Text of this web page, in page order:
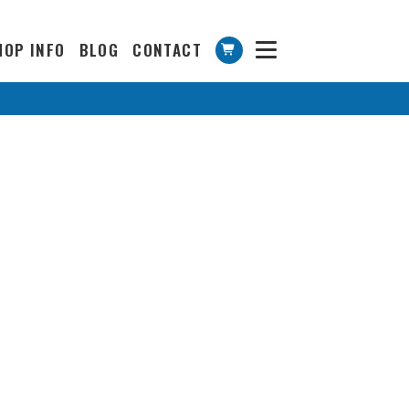
INFO BLOG CONTACT